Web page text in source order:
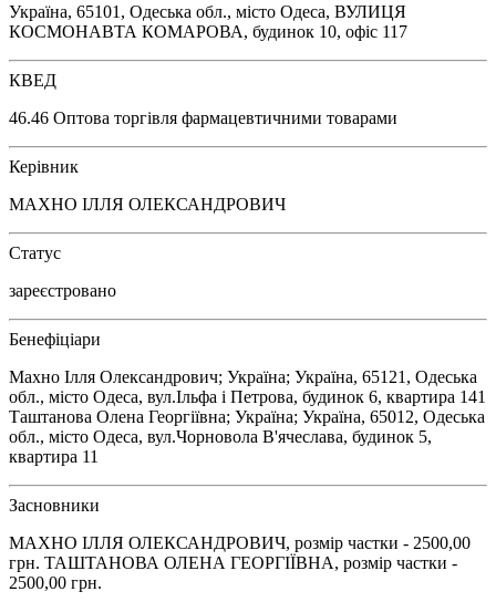
Україна, 65101, Одеська обл., місто Одеса, ВУЛИЦЯ
КОСМОНАВТА КОМАРОВА, будинок 10, офіс 117
КВЕД
46.46 Оптова торгівля фармацевтичними товарами
Керівник
МАХНО ІЛЛЯ ОЛЕКСАНДРОВИЧ
Статус
зареєстровано
Бенефіціари
Махно Ілля Олександрович; Україна; Україна, 65121, Одеська
обл., місто Одеса, вул.Ільфа і Петрова, будинок 6, квартира 141
Таштанова Олена Георгіївна; Україна; Україна, 65012, Одеська
обл., місто Одеса, вул.Чорновола В'ячеслава, будинок 5,
квартира 11
Засновники
МАХНО ІЛЛЯ ОЛЕКСАНДРОВИЧ, розмір частки - 2500,00
грн. ТАШТАНОВА ОЛЕНА ГЕОРГІЇВНА, розмір частки -
2500,00 грн.